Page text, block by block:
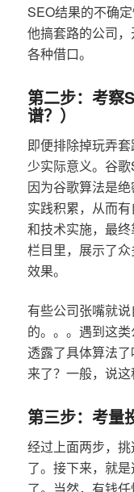
SEO结果的不确
他搞套路的公司
各种借口。
第二步：考察
谱？）
即便排除掉玩弄
少实际意义。谷歌
因为谷歌算法是
实践积累，从而
和技术实施，最
栏目里，展示了
效果。
有些公司张嘴就
的。。。遇到这
透露了具体算法
来了？一般，说这
第三步：考量
经过上面两步，
了。接下来，就